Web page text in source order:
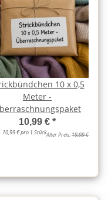
10 x 0,5
Meter -
10,99 € *
10,99 € pro 1 StückAlter Preis:19,99 €